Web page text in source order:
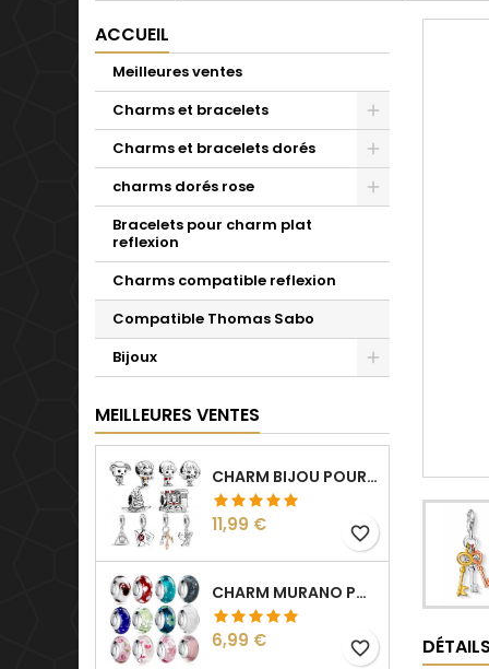
ACCUEIL
Meilleures ventes
Charms et bracelets
Charms et bracelets dorés
charms dorés rose
Bracelets pour charm plat
reflexion
Charms compatible reflexion
Compatible Thomas Sabo
Bijoux
MEILLEURES VENTES
CHARM BIJOU POUR BRACELET COLLECTION HARRY
Prix
11,99 € favorite_border
CHARM MURANO POUR BRACELET SÉPARATEUR FLEUR COEUR TRANSPARENT
Prix
6,99 € favorite_border